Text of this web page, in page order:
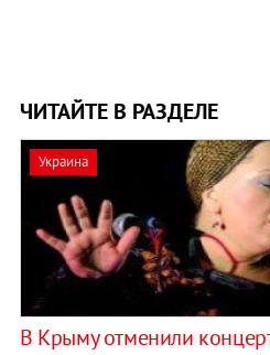
ЧИТАЙТЕ В РАЗДЕЛЕ
Украина
В Крыму отменили